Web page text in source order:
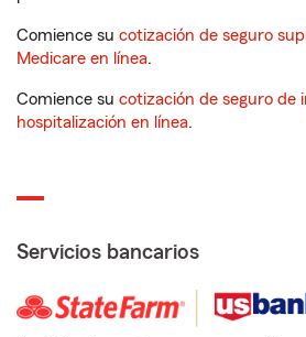
Comience su cotización de seguro
Medicare en línea.
Comience su cotización de seguro de
hospitalización en línea.
Servicios bancarios